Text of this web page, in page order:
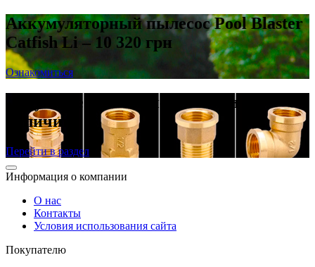
Аккумуляторный пылесос Pool Blaster
Catfish Li – 10 320 грн
Ознакомиться
Латунные резьбовые фитинги в
наличии
Перейти в раздел
Информация о компании
О нас
Контакты
Условия использования сайта
Покупателю